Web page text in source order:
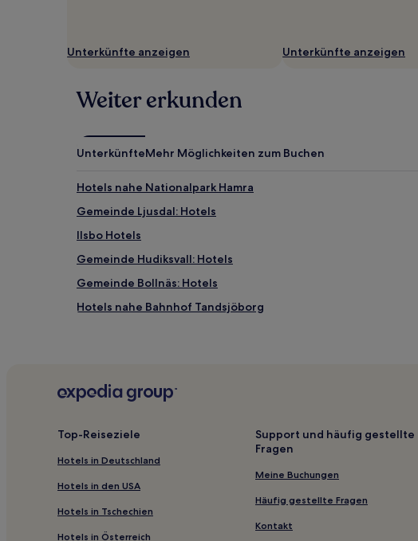
Verfügbarkeiten
können
ändern.
Es
zusätzliche
Bedingungen
Unterkünfte anzeigen Unterkünfte anzeigen
Weiter erkunden
UnterkünfteMehr Möglichkeiten zum Buchen
Hotels nahe Nationalpark Hamra
Gemeinde Ljusdal: Hotels
Ilsbo Hotels
Gemeinde Hudiksvall: Hotels
Gemeinde Bollnäs: Hotels
Hotels nahe Bahnhof Tandsjöborg
Los Hotels
Top-Reiseziele
Hotels in Deutschland
Hotels in den USA
Hotels in Tschechien
Hotels in Österreich
Support und häufig gestellte
Fragen
Meine Buchungen
Häufig gestellte Fragen
Kontakt